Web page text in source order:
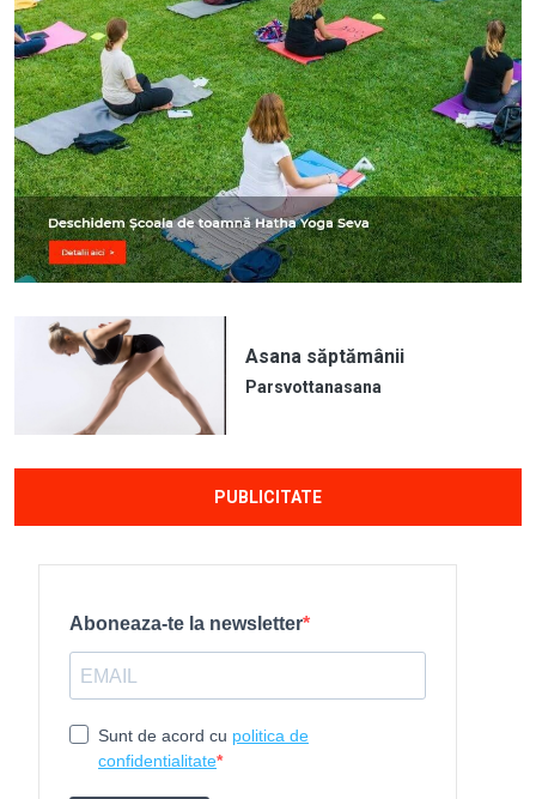
Asana săptămânii
Parsvottanasana
PUBLICITATE